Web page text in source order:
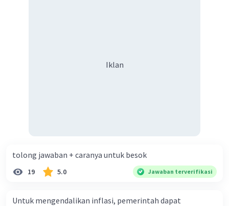
Iklan
tolong jawaban + caranya untuk besok
19 5.0 Jawaban terverifikasi
Untuk mengendalikan inflasi, pemerintah dapat